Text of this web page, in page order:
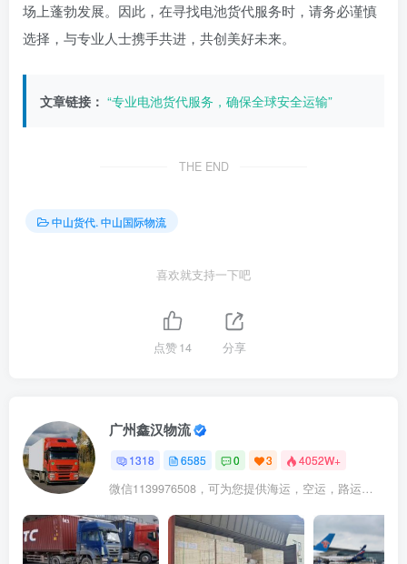
场上蓬勃发展。因此，在寻找电池货代服务时，请务必谨慎
选择，与专业人士携手共进，共创美好未来。
文章链接： “专业电池货代服务，确保全球安全运输”
THE END
中山货代. 中山国际物流
喜欢就支持一下吧
点赞14 分享
广州鑫汉物流
1318 6585 0 3 4052W+
微信1139976508，可为您提供海运，空运，路运，铁路运输